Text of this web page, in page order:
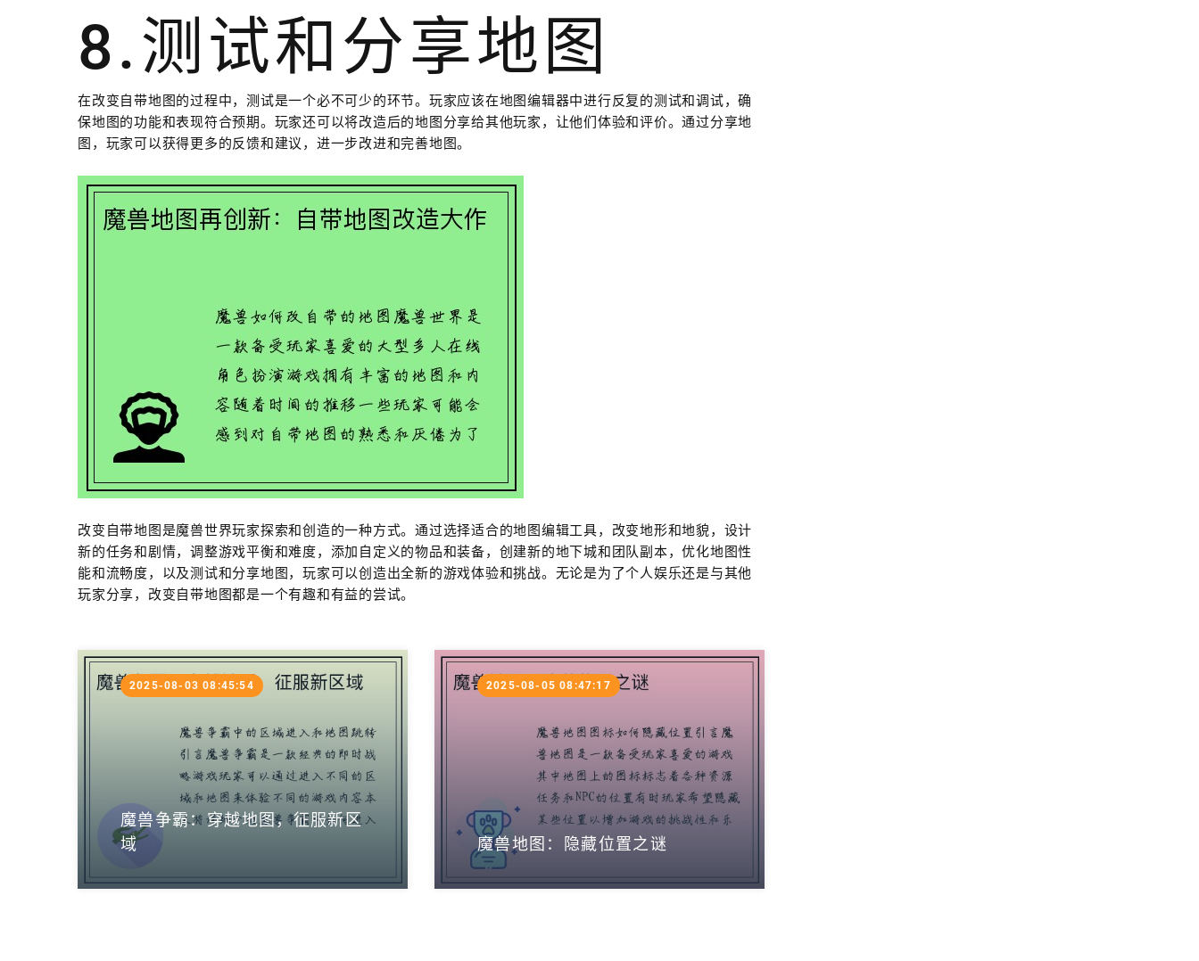
8.测试和分享地图
在改变自带地图的过程中，测试是一个必不可少的环节。玩家应该在地图编辑器中进行反复的测试和调试，确
保地图的功能和表现符合预期。玩家还可以将改造后的地图分享给其他玩家，让他们体验和评价。通过分享地
图，玩家可以获得更多的反馈和建议，进一步改进和完善地图。
改变自带地图是魔兽世界玩家探索和创造的一种方式。通过选择适合的地图编辑工具，改变地形和地貌，设计
新的任务和剧情，调整游戏平衡和难度，添加自定义的物品和装备，创建新的地下城和团队副本，优化地图性
能和流畅度，以及测试和分享地图，玩家可以创造出全新的游戏体验和挑战。无论是为了个人娱乐还是与其他
玩家分享，改变自带地图都是一个有趣和有益的尝试。
魔兽争霸：穿越地图，征服新区
域
2025-08-03 08:45:54
魔兽地图：隐藏位置之谜
2025-08-05 08:47:17